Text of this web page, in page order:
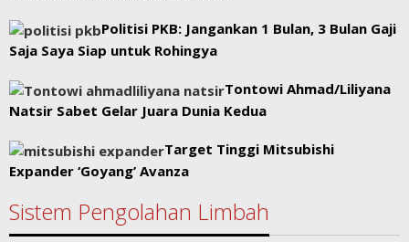
Politisi PKB: Jangankan 1 Bulan, 3 Bulan Gaji
Saja Saya Siap untuk Rohingya
Tontowi Ahmad/Liliyana
Natsir Sabet Gelar Juara Dunia Kedua
Target Tinggi Mitsubishi
Expander ‘Goyang’ Avanza
Sistem Pengolahan Limbah